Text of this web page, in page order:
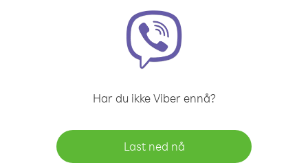
Har du ikke Viber ennå?
Last ned nå